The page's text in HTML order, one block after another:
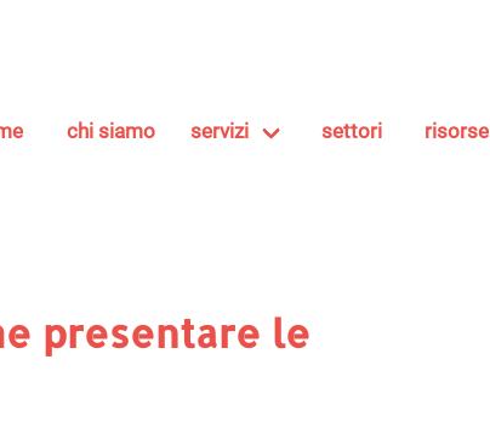
chi siamo servizi settori risorse
presentare le